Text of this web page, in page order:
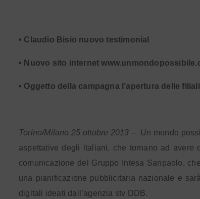
• Claudio Bisio nuovo testimonial
• Nuovo sito internet
• Oggetto della campagna l’apertura delle
Torino/Milano 25 ottobre 2013 – Un mondo
aspettative degli italiani, che tornano ad
comunicazione del Gruppo Intesa Sanpaolo,
una pianificazione pubblicitaria nazionale e
digitali ideati dall’agenzia stv DDB.